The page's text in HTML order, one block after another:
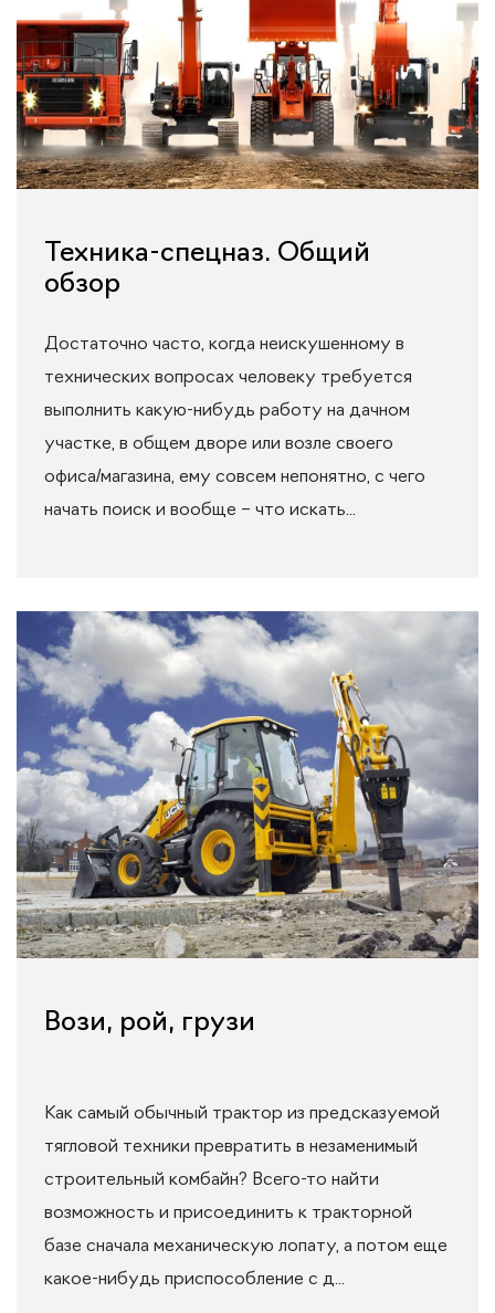
Техника-спецназ. Общий
обзор
Достаточно часто, когда неискушенному в
технических вопросах человеку требуется
выполнить какую-нибудь работу на дачном
участке, в общем дворе или возле своего
офиса/магазина, ему совсем непонятно, с чего
начать поиск и вообще – что искать...
Вози, рой, грузи
Как самый обычный трактор из предсказуемой
тягловой техники превратить в незаменимый
строительный комбайн? Всего-то найти
возможность и присоединить к тракторной
базе сначала механическую лопату, а потом еще
какое-нибудь приспособление с д...